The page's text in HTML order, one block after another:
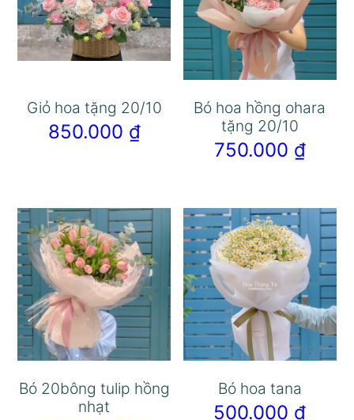
Giỏ hoa tặng 20/10
850.000 ₫
Bó hoa hồng ohara
tặng 20/10
750.000 ₫
Bó 20bông tulip hồng
nhạt
Bó hoa tana
500.000 ₫